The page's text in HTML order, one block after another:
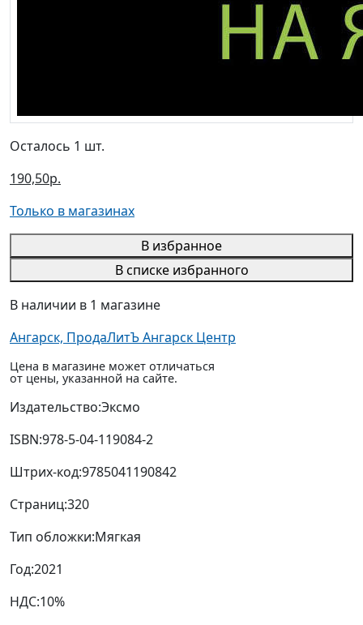
Осталось 1 шт.
190,50р.
Только в магазинах
В избранное
В списке избранного
В наличии в 1 магазине
Ангарск, ПродаЛитЪ Ангарск Центр
Цена в магазине может отличаться
от цены, указанной на сайте.
Издательство:Эксмо
ISBN:978-5-04-119084-2
Штрих-код:9785041190842
Страниц:320
Тип обложки:Мягкая
Год:2021
НДС:10%